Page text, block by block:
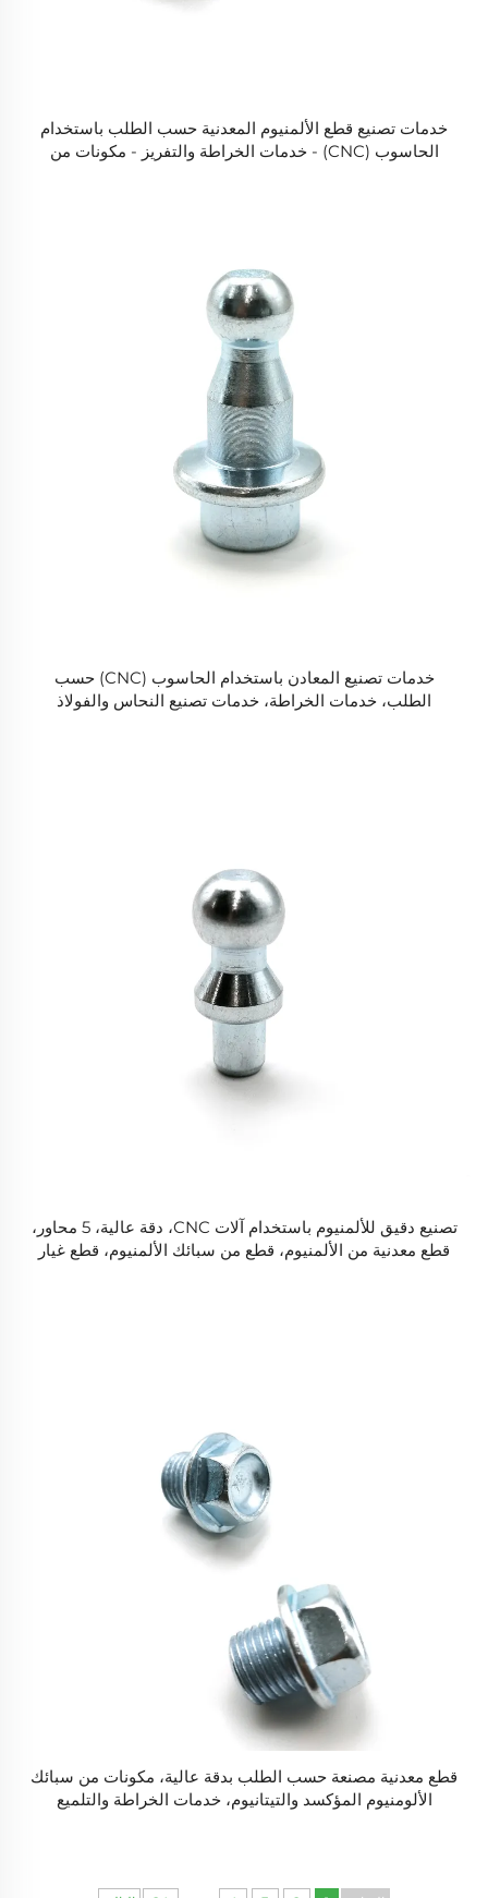
خدمات تصنيع قطع الألمنيوم المعدنية حسب الطلب باستخدام
الحاسوب (CNC) - خدمات الخراطة والتفريز - مكونات من
خدمات تصنيع المعادن باستخدام الحاسوب (CNC) حسب
الطلب، خدمات الخراطة، خدمات تصنيع النحاس والفولاذ
تصنيع دقيق للألمنيوم باستخدام آلات CNC، دقة عالية، 5 محاور،
قطع معدنية من الألمنيوم، قطع من سبائك الألمنيوم، قطع غيار
قطع معدنية مصنعة حسب الطلب بدقة عالية، مكونات من سبائك
الألومنيوم المؤكسد والتيتانيوم، خدمات الخراطة والتلميع